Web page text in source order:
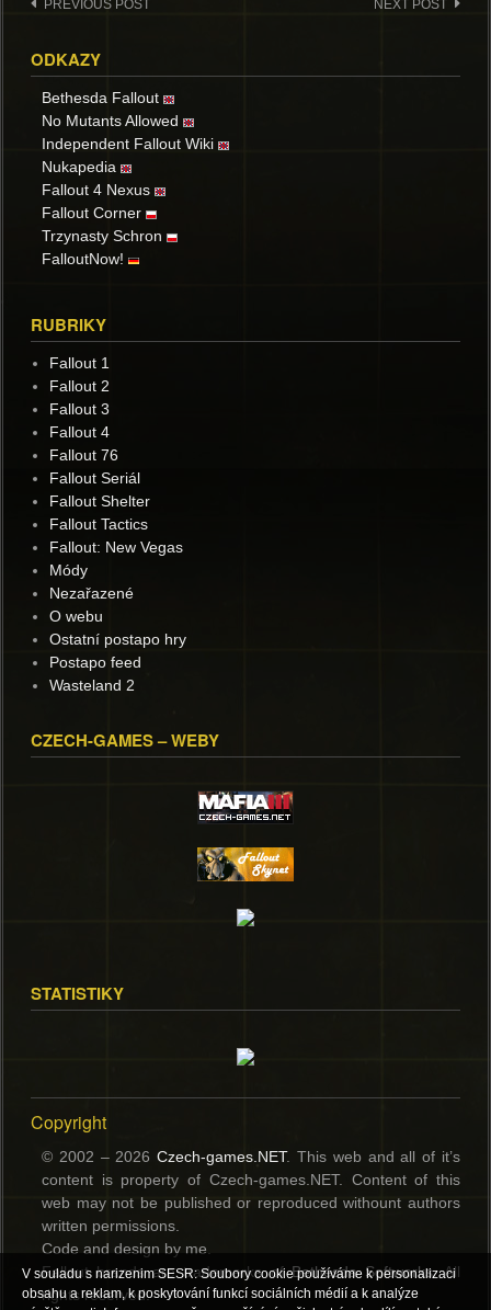
Post
PREVIOUS POST NEXT POST
ODKAZY
Bethesda Fallout
No Mutants Allowed
Independent Fallout Wiki
Nukapedia
Fallout 4 Nexus
Fallout Corner
Trzynasty Schron
FalloutNow!
RUBRIKY
Fallout 1
Fallout 2
Fallout 3
Fallout 4
Fallout 76
Fallout Seriál
Fallout Shelter
Fallout Tactics
Fallout: New Vegas
Módy
Nezařazené
O webu
Ostatní postapo hry
Postapo feed
Wasteland 2
CZECH-GAMES – WEBY
STATISTIKY
Copyright
© 2002 – 2026Czech-games.NET. This web and all of it’s
content is property of Czech-games.NET. Content of this
web may not be published or reproduced withount authors
written permissions.
Code and design by me.
Fallout brands are trademerks ofBethesda Softworks. All
rights reserved.
V souladu s narizenim SESR: Soubory cookie používáme k personalizaci
obsahu a reklam, k poskytování funkcí sociálních médií a k analýze